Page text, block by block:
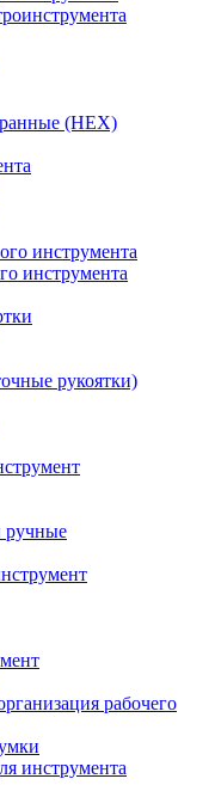
(HEX)
инструмента
инструмента
рукоятки)
ручные
рабочего
инструмента